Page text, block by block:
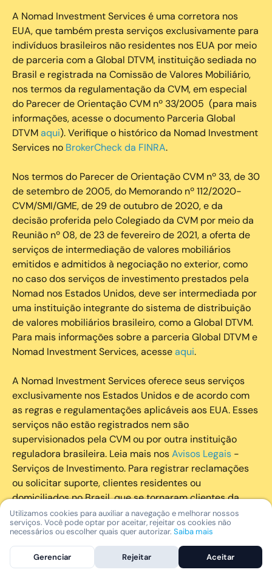
‍A Nomad Investment Services é uma corretora nos
EUA, que também presta serviços exclusivamente para
indivíduos brasileiros não residentes nos EUA por meio
de parceria com a Global DTVM, instituição sediada no
Brasil e registrada na Comissão de Valores Mobiliário,
nos termos da regulamentação da CVM, em especial
do Parecer de Orientação CVM nº 33/2005 (para mais
informações, acesse o documento Parceria Global
DTVMaqui). Verifique o histórico da Nomad Investment
Services no BrokerCheck da FINRA.
Nos termos do Parecer de Orientação CVM nº 33, de 30
de setembro de 2005, do Memorando nº 112/2020-
CVM/SMI/GME, de 29 de outubro de 2020, e da
decisão proferida pelo Colegiado da CVM por meio da
Reunião nº 08, de 23 de fevereiro de 2021, a oferta de
serviços de intermediação de valores mobiliários
emitidos e admitidos à negociação no exterior, como
no caso dos serviços de investimento prestados pela
Nomad nos Estados Unidos, deve ser intermediada por
uma instituição integrante do sistema de distribuição
de valores mobiliários brasileiro, como a Global DTVM.
Para mais informações sobre a parceria Global DTVM e
Nomad Investment Services, acesseaqui.
A Nomad Investment Services oferece seus serviços
exclusivamente nos Estados Unidos e de acordo com
as regras e regulamentações aplicáveis aos EUA. Esses
serviços não estão registrados nem são
supervisionados pela CVM ou por outra instituição
reguladora brasileira. Leia mais nosAvisos Legais -
Serviços de Investimento. Para registrar reclamações
ou solicitar suporte, clientes residentes ou
domiciliados no Brasil, que se tornaram clientes da
Nomad Investement Services por meio da Global DTVM,
estão convidados a entrar em contato conosco em
(Brasil) / +1 (888) 998-2261 (EUA).
Utilizamos cookies para auxiliar a navegação e melhorar nossos
serviços. Você pode optar por aceitar, rejeitar os cookies não
necessários ou escolher quais quer autorizar. Saiba mais
Gerenciar Rejeitar Aceitar